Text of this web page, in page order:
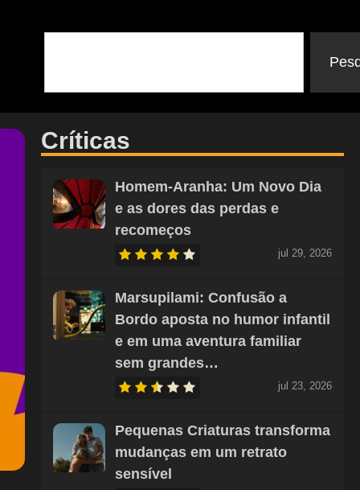
Críticas
Homem-Aranha: Um Novo Dia
e as dores das perdas e
recomeços
jul 29, 2026
Marsupilami: Confusão a
Bordo aposta no humor infantil
e em uma aventura familiar
sem grandes…
jul 23, 2026
Pequenas Criaturas transforma
mudanças em um retrato
sensível